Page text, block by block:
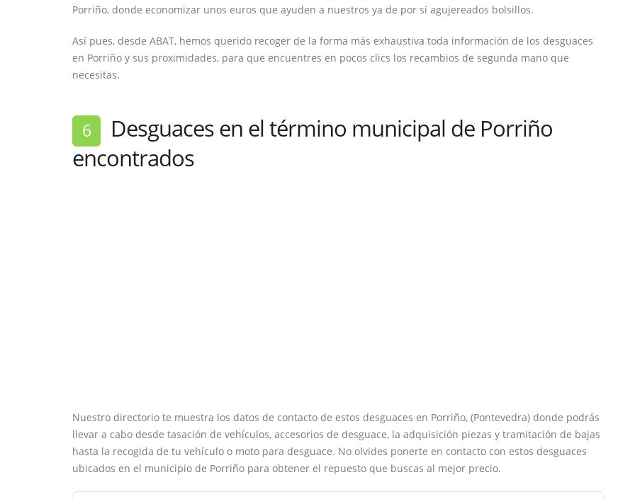
Porriño, donde economizar unos euros que ayuden a nuestros ya de por sí agujereados bolsillos.
Así pues, desde ABAT, hemos querido recoger de la forma más exhaustiva toda información de los desguaces
en Porriño y sus proximidades, para que encuentres en pocos clics los recambios de segunda mano que
necesitas.
6 Desguaces en el término municipal de Porriño
encontrados
Nuestro directorio te muestra los datos de contacto de estos desguaces en Porriño, (Pontevedra) donde podrás
llevar a cabo desde tasación de vehículos, accesorios de desguace, la adquisición piezas y tramitación de bajas
hasta la recogida de tu vehículo o moto para desguace. No olvides ponerte en contacto con estos desguaces
ubicados en el municipio de Porriño para obtener el repuesto que buscas al mejor precio.